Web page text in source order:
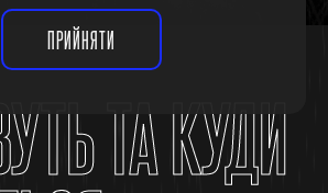
ПРИЙНЯТИ
ТА КУДИ